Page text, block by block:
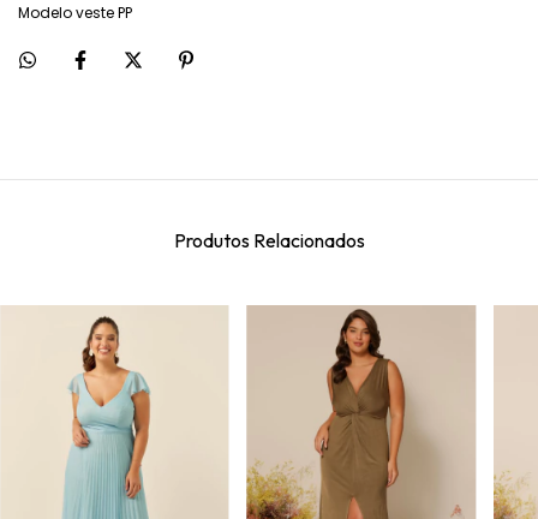
Modelo veste PP
Produtos Relacionados